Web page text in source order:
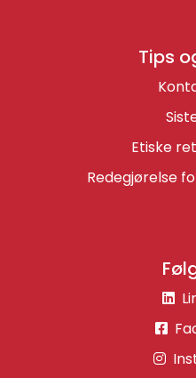
Tips
Etiske
Redegjørelse